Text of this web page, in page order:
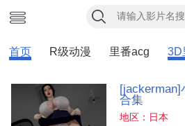
首页 R级动漫 里番acg 3D
[jackerman]
合集
地区：日本